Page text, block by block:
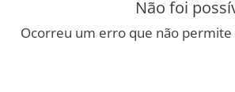
Não foi
Ocorreu um erro que não